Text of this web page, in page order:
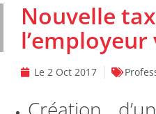
Nouvelle
Le 2 Oct 2017